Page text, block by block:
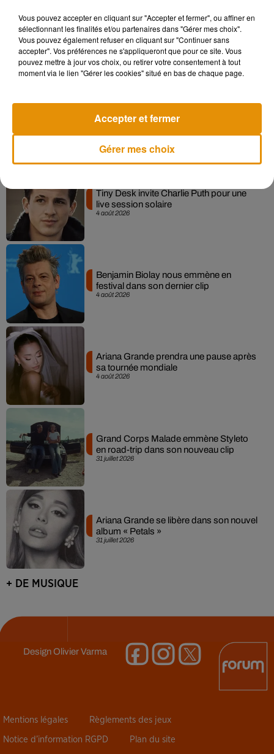
Musique
le père de Michael Jackson
4 août 2026
Tiny Desk invite Charlie Puth pour une
live session solaire
4 août 2026
Benjamin Biolay nous emmène en
festival dans son dernier clip
4 août 2026
Ariana Grande prendra une pause après
sa tournée mondiale
31 juillet 2026
Grand Corps Malade emmène Styleto
en road-trip dans son nouveau clip
31 juillet 2026
Ariana Grande se libère dans son nouvel
album « Petals »
+ DE MUSIQUE
DesignOlivier Varma
Mentions légales Règlements des jeux
Notice d’information RGPD Plan du site
Vous pouvez accepter en cliquant sur "Accepter et fermer", ou affiner en
sélectionnant les finalités et/ou partenaires dans "Gérer mes choix".
Vous pouvez également refuser en cliquant sur "Continuer sans
accepter". Vos préférences ne s'appliqueront que pour ce site. Vous
pouvez mettre à jour vos choix, ou retirer votre consentement à tout
moment via le lien "Gérer les cookies" situé en bas de chaque page.
Gérer mes choix
Accepter et fermer